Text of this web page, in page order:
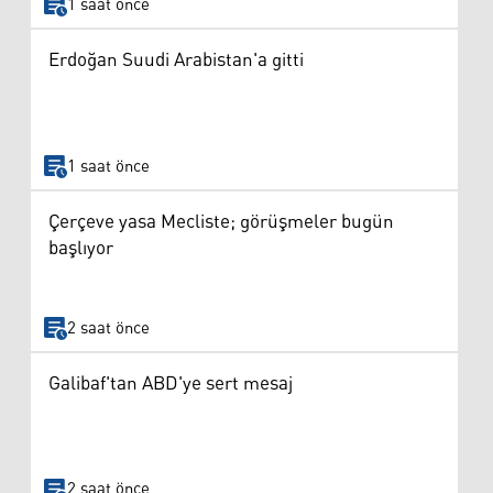
Erdoğan Suudi Arabistan'a gitti
1 saat önce
Çerçeve yasa Mecliste; görüşmeler bugün
başlıyor
2 saat önce
Galibaf'tan ABD'ye sert mesaj